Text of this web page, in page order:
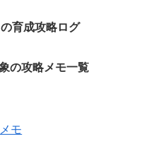
育成攻略ログ
の攻略メモ一覧
モ